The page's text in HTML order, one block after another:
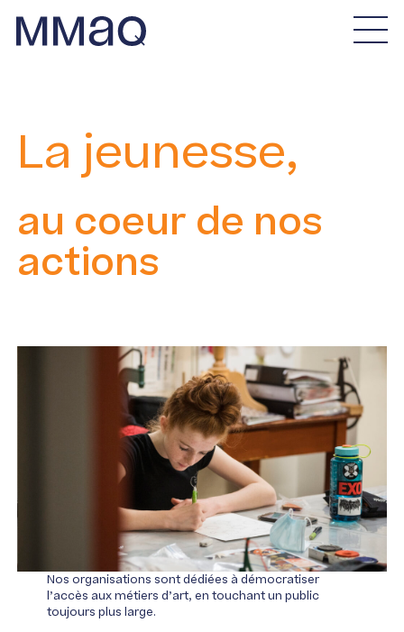
Aller au contenu
Maison des métiers d&#039;art de Québec
La jeunesse,
au coeur de nos
actions
Nos organisations sont dédiées à démocratiser
l’accès aux métiers d’art, en touchant un public
toujours plus large.